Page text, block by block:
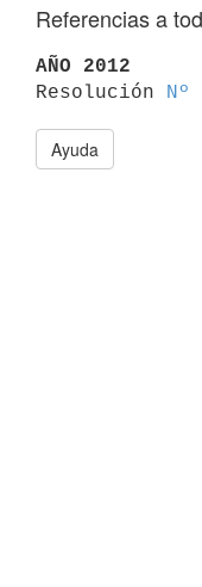
Referencias a
AÑO 2012
Resolución
Nº
Ayuda